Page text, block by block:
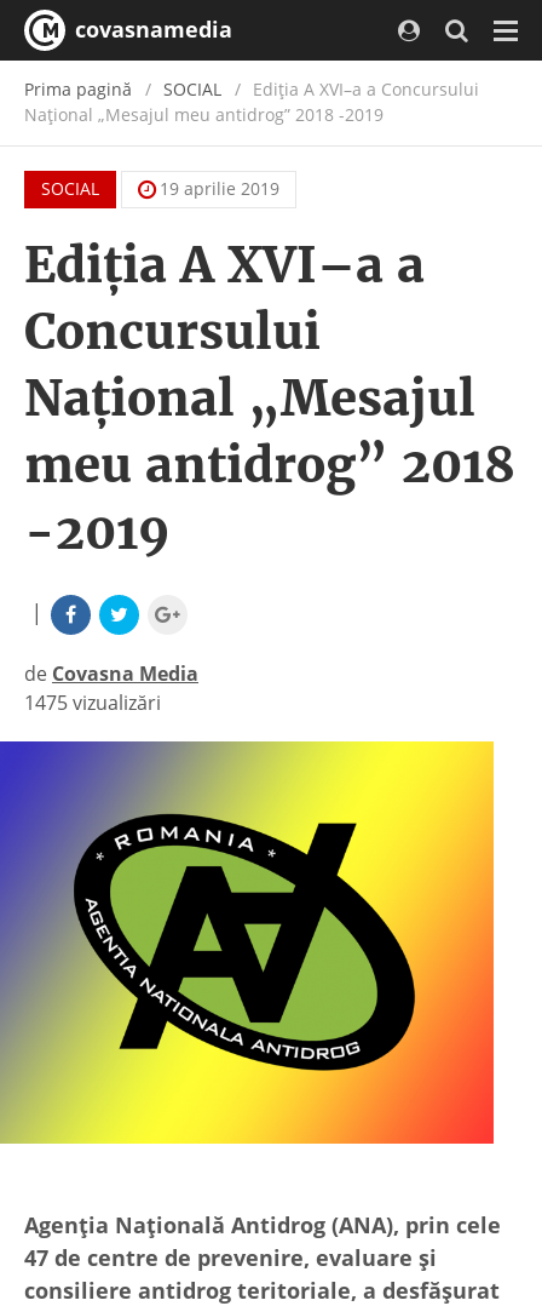
covasnamedia
Prima pagină SOCIAL
Ediţia A XVI–a a Concursului
Naţional „Mesajul meu antidrog” 2018 -2019
SOCIAL 19 aprilie 2019
Ediţia A XVI–a a
Concursului
Naţional „Mesajul
meu antidrog” 2018
-2019
|
de Covasna Media
|
1475 vizualizări
Agenţia Naţională Antidrog (ANA), prin cele
47 de centre de prevenire, evaluare şi
consiliere antidrog teritoriale, a desfășurat